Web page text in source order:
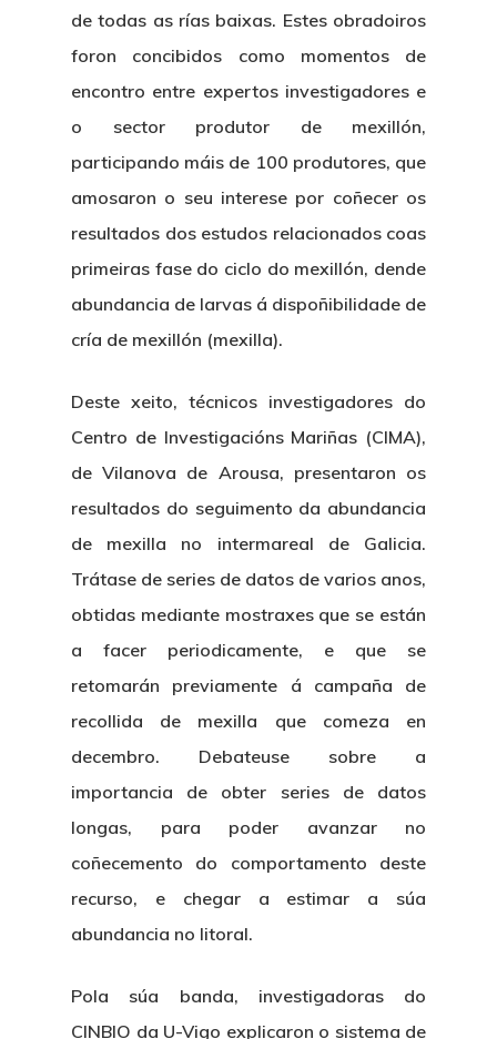
de todas as rías baixas. Estes obradoiros
foron concibidos como momentos de
encontro entre expertos investigadores e
o sector produtor de mexillón,
participando máis de 100 produtores, que
amosaron o seu interese por coñecer os
resultados dos estudos relacionados coas
primeiras fase do ciclo do mexillón, dende
abundancia de larvas á dispoñibilidade de
cría de mexillón (mexilla).
Deste xeito, técnicos investigadores do
Centro de Investigacións Mariñas (CIMA),
de Vilanova de Arousa, presentaron os
resultados do seguimento da abundancia
de mexilla no intermareal de Galicia.
Trátase de series de datos de varios anos,
obtidas mediante mostraxes que se están
a facer periodicamente, e que se
retomarán previamente á campaña de
recollida de mexilla que comeza en
decembro. Debateuse sobre a
importancia de obter series de datos
longas, para poder avanzar no
coñecemento do comportamento deste
recurso, e chegar a estimar a súa
abundancia no litoral.
Pola súa banda, investigadoras do
CINBIO da U-Vigo explicaron o sistema de